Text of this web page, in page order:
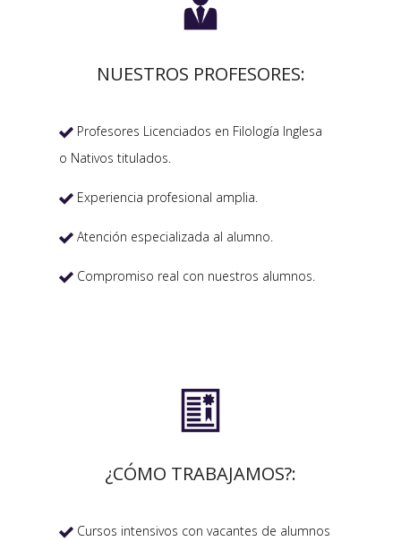

NUESTROS PROFESORES:
 Profesores Licenciados en Filología Inglesa
o Nativos titulados.
 Experiencia profesional amplia.
 Atención especializada al alumno.
 Compromiso real con nuestros alumnos.

¿CÓMO TRABAJAMOS?:
 Cursos intensivos con vacantes de alumnos